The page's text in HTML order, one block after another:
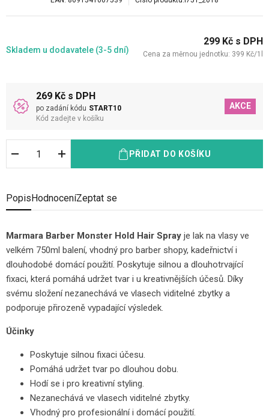
Skladem u dodavatele (3-5 dní)
299 Kč s DPH
Cena za měrnou jednotku: 399 Kč/1
269 Kč s DPH
po zadání kódu START10
Kód zadejte v košíku
AKCE
PŘIDAT DO KOŠÍKU
Popis HodnoceníZeptat se
Marmara Barber Monster Hold Hair Spray je lak na vlasy ve
velkém 750ml balení, vhodný pro barber shopy, kadeřnictví i
dlouhodobé domácí použití. Poskytuje silnou a dlouhotrvající
fixaci, která pomáhá udržet tvar i u kreativnějších účesů. Díky
svému složení nezanechává ve vlasech viditelné zbytky a
podporuje přirozeně vypadající výsledek.
Účinky
Poskytuje silnou fixaci účesu.
Pomáhá udržet tvar po dlouhou dobu.
Hodí se i pro kreativní styling.
Nezanechává ve vlasech viditelné zbytky.
Vhodný pro profesionální i domácí použití.